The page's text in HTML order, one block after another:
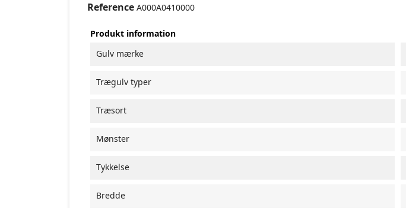
Reference A000A0410000
Produkt information
Gulv mærke
Trægulv typer
Træsort
Mønster
Tykkelse
Bredde